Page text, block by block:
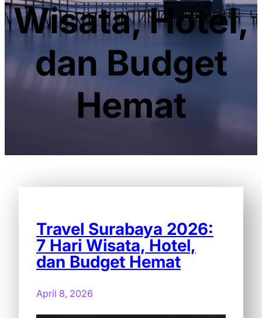
Wisata, Hotel,
dan Budget
Hemat
Travel Surabaya 2026:
7 Hari Wisata, Hotel,
dan Budget Hemat
April 8, 2026